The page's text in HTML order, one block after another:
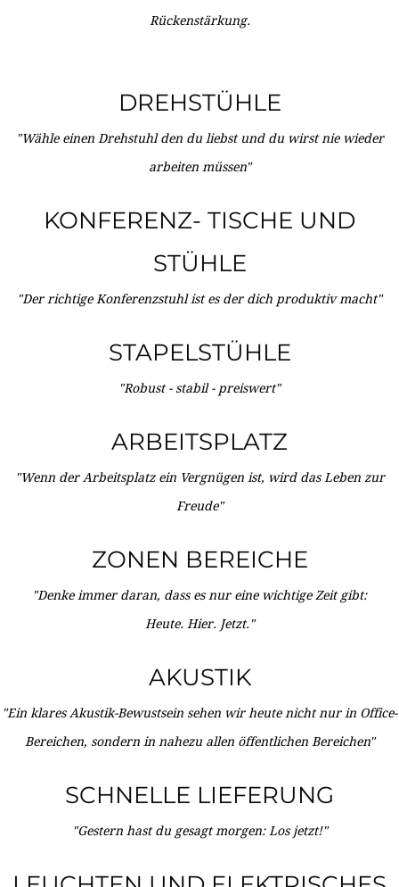
Rückenstärkung.
DREHSTÜHLE
"Wähle einen Drehstuhl den du liebst und du wirst nie wieder
arbeiten müssen"
KONFERENZ- TISCHE UND
STÜHLE
"Der richtige Konferenzstuhl ist es der dich produktiv macht"
STAPELSTÜHLE
"Robust - stabil - preiswert"
ARBEITSPLATZ
"Wenn der Arbeitsplatz ein Vergnügen ist, wird das Leben zur
Freude"
ZONEN BEREICHE
"Denke immer daran, dass es nur eine wichtige Zeit gibt:
Heute. Hier. Jetzt."
AKUSTIK
"Ein klares Akustik-Bewustsein sehen wir heute nicht nur in Office-
Bereichen, sondern in nahezu allen öffentlichen Bereichen"
SCHNELLE LIEFERUNG
"Gestern hast du gesagt morgen: Los jetzt!"